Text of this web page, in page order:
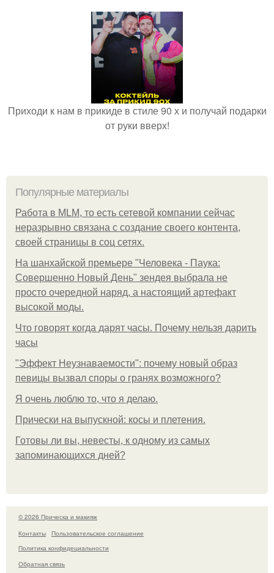
Приходи к нам в прикиде в стиле 90 х и получай подарки
от руки вверх!
Популярные материалы
Работа в MLM, то есть сетевой компании сейчас
неразрывно связана с создание своего контента,
своей страницы в соц сетях.
На шанхайской премьере "Человека - Паука:
Совершенно Новый День" зендея выбрала не
просто очередной наряд, а настоящий артефакт
высокой моды.
Что говорят когда дарят часы. Почему нельзя дарить
часы
"Эффект Неузнаваемости": почему новый образ
певицы вызвал споры о гранях возможного?
Я очень люблю то, что я делаю.
Прически на выпускной: косы и плетения.
Готовы ли вы, невесты, к одному из самых
запоминающихся дней?
© 2026 Прическа и макияж
Контакты
Пользовательское соглашение
Политика конфидециальности
Обратная связь